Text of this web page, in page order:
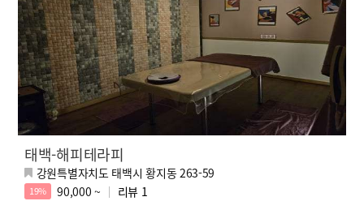
태백-해피테라피
강원특별자치도 태백시 황지동 263-59
19% 90,000 ~ 리뷰 1